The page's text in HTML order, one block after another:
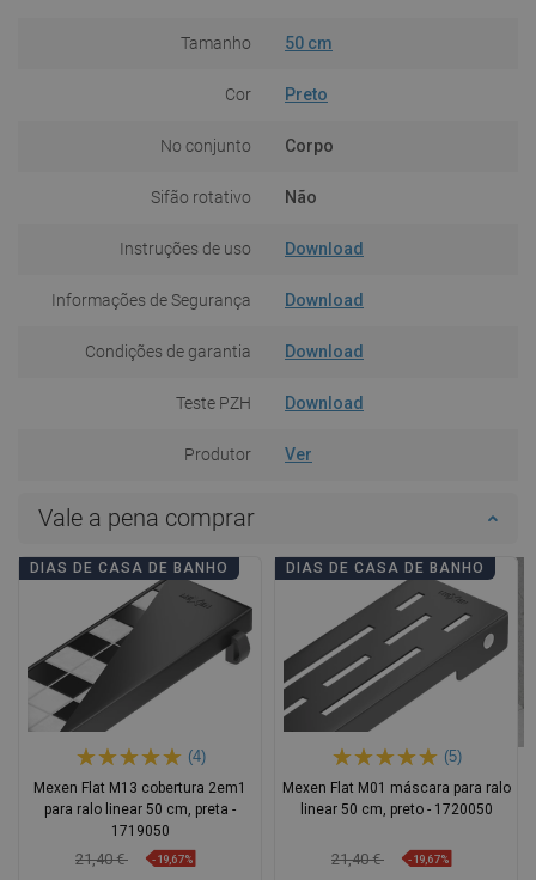
Tamanho 50 cm
Cor Preto
No conjunto Corpo
Sifão rotativo Não
Instruções de uso Download
Informações de Segurança Download
Condições de garantia Download
Teste PZH Download
Produtor Ver
Vale a pena comprar
DIAS DE CASA DE BANHO
(4)
Mexen Flat M13 cobertura 2em1
para ralo linear 50 cm, preta -
1719050
21,40 € -19,67%
DIAS DE CASA DE BANHO
(5)
Mexen Flat M01 máscara para ralo
linear 50 cm, preto - 1720050
21,40 € -19,67%